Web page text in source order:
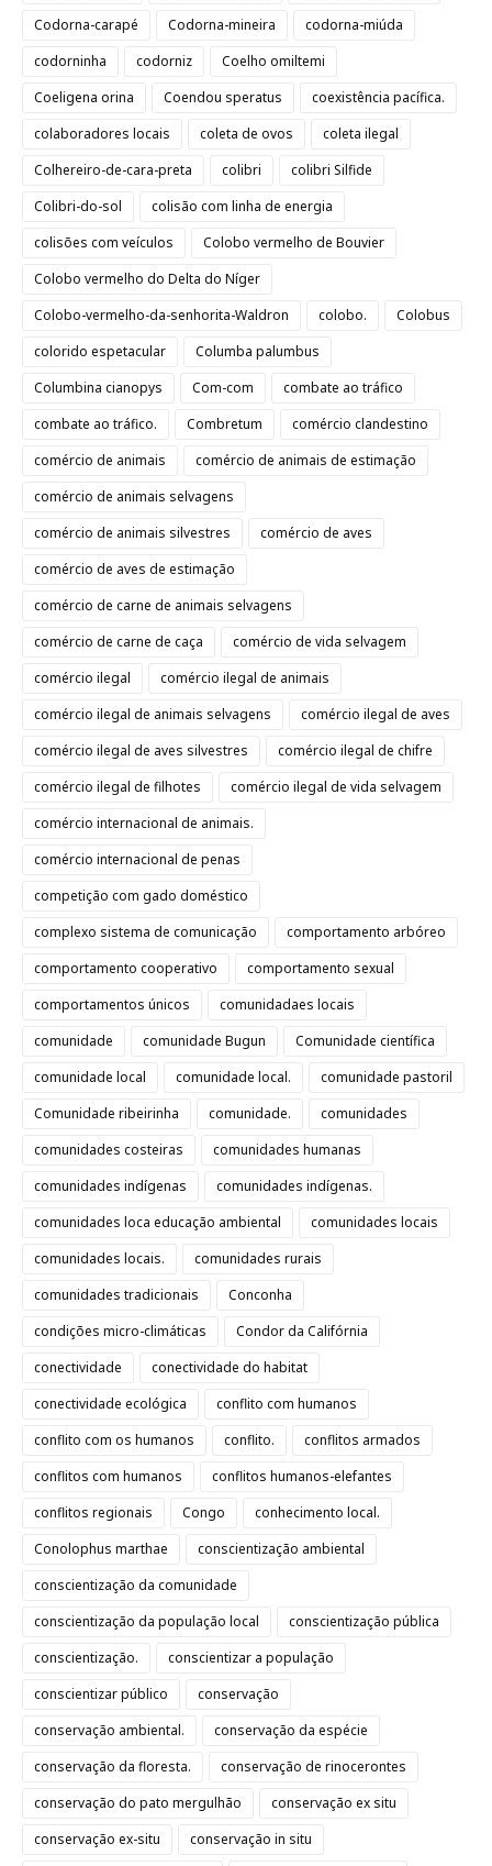
Codorna-carapé
Codorna-mineira
codorna-miúda
codorninha
codorniz
Coelho omiltemi
Coeligena orina
Coendou speratus
coexistência pacífica.
colaboradores locais
coleta de ovos
coleta ilegal
Colhereiro-de-cara-preta
colibri
colibri Silfide
Colibri-do-sol
colisão com linha de energia
colisões com veículos
Colobo vermelho de Bouvier
Colobo vermelho do Delta do Níger
Colobo-vermelho-da-senhorita-Waldron
colobo.
Colobus
colorido espetacular
Columba palumbus
Columbina cianopys
Com-com
combate ao tráfico
combate ao tráfico.
Combretum
comércio clandestino
comércio de animais
comércio de animais de estimação
comércio de animais selvagens
comércio de animais silvestres
comércio de aves
comércio de aves de estimação
comércio de carne de animais selvagens
comércio de carne de caça
comércio de vida selvagem
comércio ilegal
comércio ilegal de animais
comércio ilegal de animais selvagens
comércio ilegal de aves
comércio ilegal de aves silvestres
comércio ilegal de chifre
comércio ilegal de filhotes
comércio ilegal de vida selvagem
comércio internacional de animais.
comércio internacional de penas
competição com gado doméstico
complexo sistema de comunicação
comportamento arbóreo
comportamento cooperativo
comportamento sexual
comportamentos únicos
comunidadaes locais
comunidade
comunidade Bugun
Comunidade científica
comunidade local
comunidade local.
comunidade pastoril
Comunidade ribeirinha
comunidade.
comunidades
comunidades costeiras
comunidades humanas
comunidades indígenas
comunidades indígenas.
comunidades loca educação ambiental
comunidades locais
comunidades locais.
comunidades rurais
comunidades tradicionais
Conconha
condições micro-climáticas
Condor da Califórnia
conectividade
conectividade do habitat
conectividade ecológica
conflito com humanos
conflito com os humanos
conflito.
conflitos armados
conflitos com humanos
conflitos humanos-elefantes
conflitos regionais
Congo
conhecimento local.
Conolophus marthae
conscientização ambiental
conscientização da comunidade
conscientização da população local
conscientização pública
conscientização.
conscientizar a população
conscientizar público
conservação
conservação ambiental.
conservação da espécie
conservação da floresta.
conservação de rinocerontes
conservação do pato mergulhão
conservação ex situ
conservação ex-situ
conservação in situ